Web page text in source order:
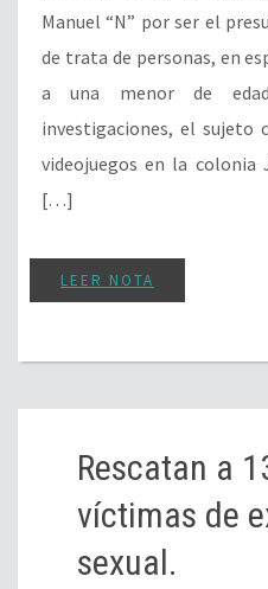
Manuel “N” por ser el
de trata de personas, en
a una menor de
investigaciones, el sujeto
videojuegos en la colonia
[…]
LEER NOTA
Rescatan a
víctimas de
sexual.